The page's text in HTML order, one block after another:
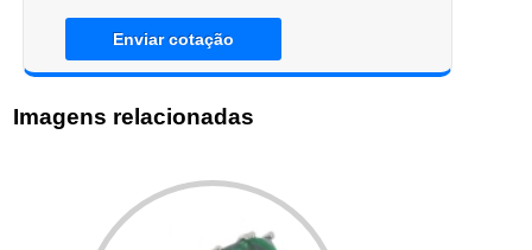
Enviar cotação
Imagens relacionadas